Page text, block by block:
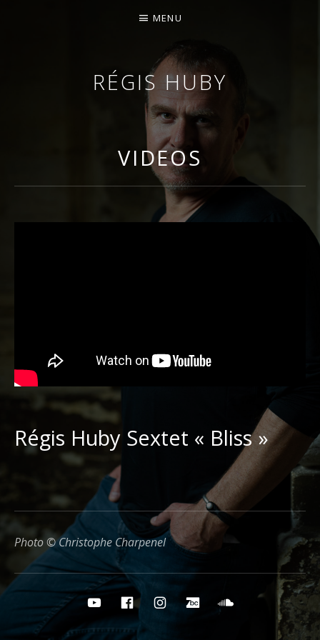
RÉGIS HUBY
VIOLONISTE – IMPROVISATEUR – COMPOSITEUR
MENU
VIDEOS
Régis Huby Sextet « Bliss »
Photo © Christophe Charpenel
Boutons des médias sociaux
YouTube
FacebookInstagramBandcamp
Soundcloud